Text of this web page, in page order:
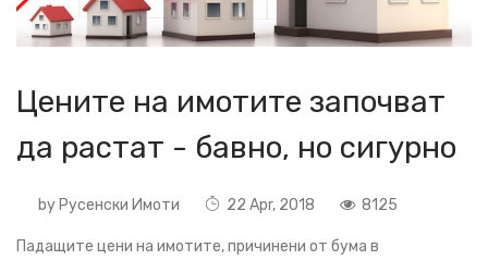
Цените на имотите започват
да растат - бавно, но сигурно
by Русенски Имоти 22 Apr, 2018 8125
Падащите цени на имотите, причинени от бума в